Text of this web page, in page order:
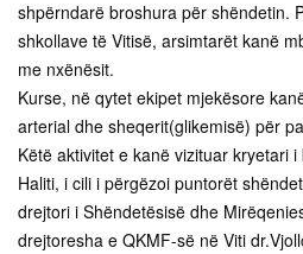
shpërndarë broshura për shëndetin.
shkollave të Vitisë, arsimtarët kanë
me nxënësit.
Kurse, në qytet ekipet mjekësore
arterial dhe sheqerit(glikemisë) për
Këtë aktivitet e kanë vizituar kryetari
Haliti, i cili i përgëzoi puntorët
drejtori i Shëndetësisë dhe
drejtoresha e QKMF-së në Viti